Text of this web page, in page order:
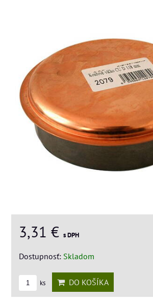
3,31 € s DPH
Dostupnosť: Skladom
ks DO KOŠÍKA